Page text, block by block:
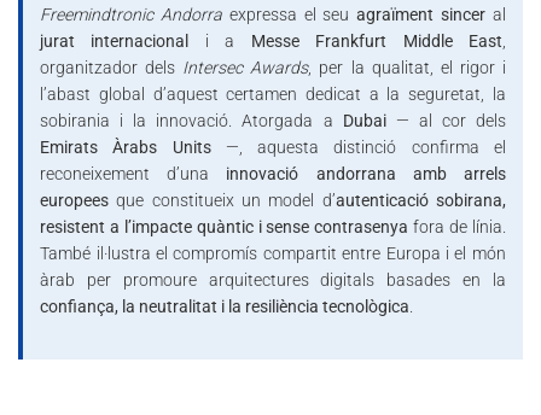
Freemindtronic Andorraexpressa el seuagraïment sincer al
jurat internacional
i a Messe Frankfurt Middle East,
organitzador dels Intersec Awards, per la qualitat, el rigor i
l’abast global d’aquest certamen dedicat a la seguretat, la
sobirania i la innovació. Atorgada a Dubai— al cor dels
Emirats Àrabs Units—, aquesta distinció confirma el
reconeixement d’una innovació andorrana amb arrels
europees que constitueix un model d’autenticació sobirana,
resistent a l’impacte quàntic i sense contrasenya fora de línia.
També il·lustra el compromís compartit entre Europa i el món
àrab per promoure arquitectures digitals basades en la
confiança, la neutralitat i la resiliència tecnològica.